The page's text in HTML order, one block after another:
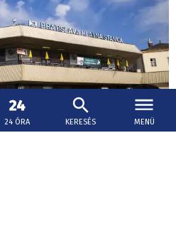
24 ÓRA KERESÉS MENÜ